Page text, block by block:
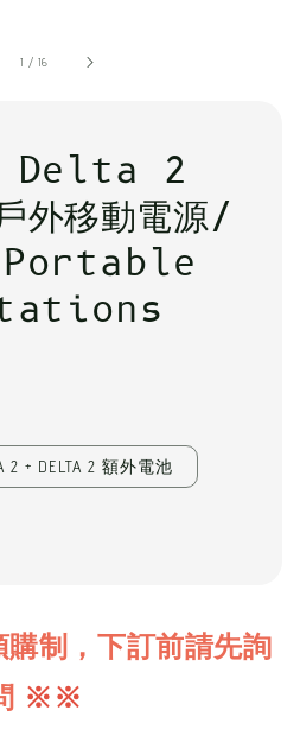
1 /16
Delta 2
外移動電源/
Portable
2 + DELTA 2 額外電池
購制，下訂前請先詢
※※